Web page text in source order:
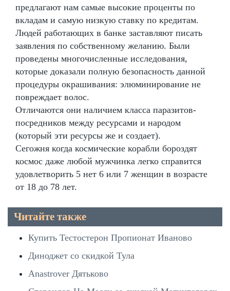
предлагают нам самые высокие проценты по
вкладам и самую низкую ставку по кредитам.
Людей работающих в банке заставляют писать
заявления по собственному желанию. Были
проведены многочисленные исследования,
которые доказали полную безопасность данной
процедуры окрашивания: элюминирование не
повреждает волос.
Отличаются они наличием класса паразитов-
посредников между ресурсами и народом
(который эти ресурсы же и создает).
Сегожня когда космические корабли бороздят
космос даже любой мужчинка легко справится
удовлетворить 5 нет 6 или 7 женщин в возрасте
от 18 до 78 лет.
Читайте также
Купить Тестостерон Пропионат Иваново
Диноджет со скидкой Тула
Anastrover Дятьково